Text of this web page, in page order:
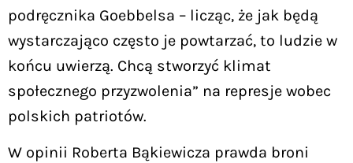
podręcznika Goebbelsa – licząc, że jak będą
wystarczająco często je powtarzać, to ludzie w
końcu uwierzą. Chcą stworzyć klimat
społecznego przyzwolenia” na represje wobec
polskich patriotów.
W opinii Roberta Bąkiewicza prawda broni